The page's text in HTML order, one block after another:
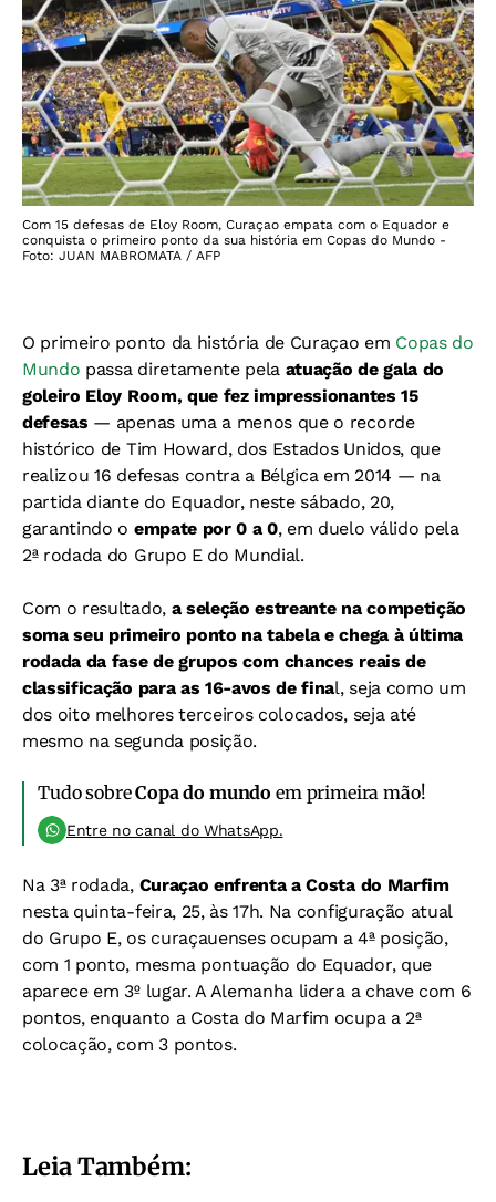
Com 15 defesas de Eloy Room, Curaçao empata com o Equador e
conquista o primeiro ponto da sua história em Copas do Mundo -
Foto: JUAN MABROMATA / AFP
O primeiro ponto da história de Curaçao em Copas do
Mundo passa diretamente pela atuação de gala do
goleiro Eloy Room, que fez impressionantes 15
defesas — apenas uma a menos que o recorde
histórico de Tim Howard, dos Estados Unidos, que
realizou 16 defesas contra a Bélgica em 2014 — na
partida diante do Equador, neste sábado, 20,
garantindo o empate por 0 a 0, em duelo válido pela
2ª rodada do Grupo E do Mundial.
Com o resultado, a seleção estreante na competição
soma seu primeiro ponto na tabela e chega à última
rodada da fase de grupos com chances reais de
classificação para as 16-avos de final, seja como um
dos oito melhores terceiros colocados, seja até
mesmo na segunda posição.
Tudo sobreCopa do mundo em primeira mão!
Entre no canal do WhatsApp.
Na 3ª rodada, Curaçao enfrenta a Costa do Marfim
nesta quinta-feira, 25, às 17h. Na configuração atual
do Grupo E, os curaçauenses ocupam a 4ª posição,
com 1 ponto, mesma pontuação do Equador, que
aparece em 3º lugar. A Alemanha lidera a chave com 6
pontos, enquanto a Costa do Marfim ocupa a 2ª
colocação, com 3 pontos.
Leia Também: